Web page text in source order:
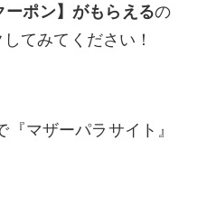
ポン】がもらえるの
てみてください！
『マザーパラサイト』